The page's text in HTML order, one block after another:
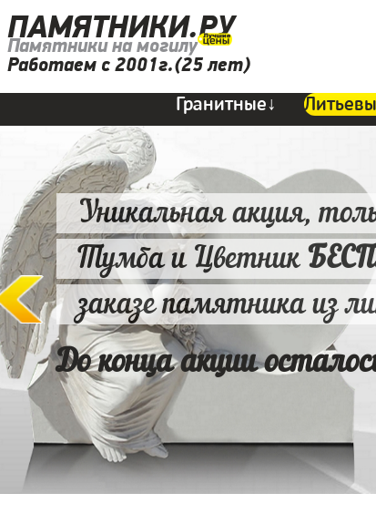
ПАМЯТНИКИ.РУ
Памятники на могилу
Работаем с 2001г.(25 лет)
Гранитные↓
Уникальная акция,
Тумба и Цветник
заказе памятника из
До конца акции